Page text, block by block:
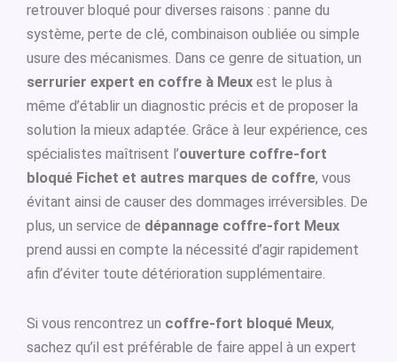
retrouver bloqué pour diverses raisons : panne du
système, perte de clé, combinaison oubliée ou simple
usure des mécanismes. Dans ce genre de situation, un
serrurier expert en coffre à Meux est le plus à
même d’établir un diagnostic précis et de proposer la
solution la mieux adaptée. Grâce à leur expérience, ces
spécialistes maîtrisent l’ouverture coffre-fort
bloqué Fichet et autres marques de coffre, vous
évitant ainsi de causer des dommages irréversibles. De
plus, un service de dépannage coffre-fort Meux
prend aussi en compte la nécessité d’agir rapidement
afin d’éviter toute détérioration supplémentaire.
Si vous rencontrez un coffre-fort bloqué Meux,
sachez qu’il est préférable de faire appel à un expert